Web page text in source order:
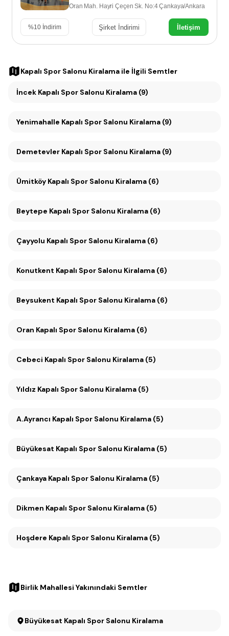
Oran Mah. Hayri Çeçen Sk. No:4 Çankaya/Ankara
%10 İndirim Şirket İndirimi İletişim
Kapalı Spor Salonu Kiralama ile İlgili Semtler
İncek Kapalı Spor Salonu Kiralama (9)
Yenimahalle Kapalı Spor Salonu Kiralama (9)
Demetevler Kapalı Spor Salonu Kiralama (9)
Ümitköy Kapalı Spor Salonu Kiralama (6)
Beytepe Kapalı Spor Salonu Kiralama (6)
Çayyolu Kapalı Spor Salonu Kiralama (6)
Konutkent Kapalı Spor Salonu Kiralama (6)
Beysukent Kapalı Spor Salonu Kiralama (6)
Oran Kapalı Spor Salonu Kiralama (6)
Cebeci Kapalı Spor Salonu Kiralama (5)
Yıldız Kapalı Spor Salonu Kiralama (5)
A.Ayrancı Kapalı Spor Salonu Kiralama (5)
Büyükesat Kapalı Spor Salonu Kiralama (5)
Çankaya Kapalı Spor Salonu Kiralama (5)
Dikmen Kapalı Spor Salonu Kiralama (5)
Hoşdere Kapalı Spor Salonu Kiralama (5)
Birlik Mahallesi Yakınındaki Semtler
Büyükesat Kapalı Spor Salonu Kiralama